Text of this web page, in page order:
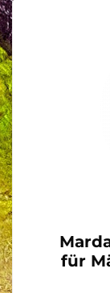
für